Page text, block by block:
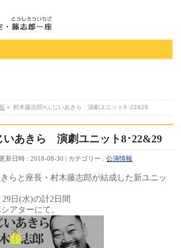
» 村木藤志郎×ふじいあきら 演劇ユニット8･22&29
いあきら 演劇ユニット8･22&29
新日時 : 2018-08-30 カテゴリー :公演情報
らと座長・村木藤志郎が結成した新ユニッ
日(水)の計2日間
アターにて。